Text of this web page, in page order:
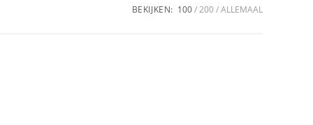
BEKIJKEN: 100 200 ALLEMAAL